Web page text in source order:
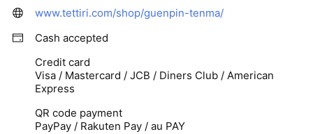
www.tettiri.com/shop/guenpin-tenma/
Cash accepted
Credit card
Visa / Mastercard / JCB / Diners Club / American
Express
QR code payment
PayPay / Rakuten Pay / au PAY